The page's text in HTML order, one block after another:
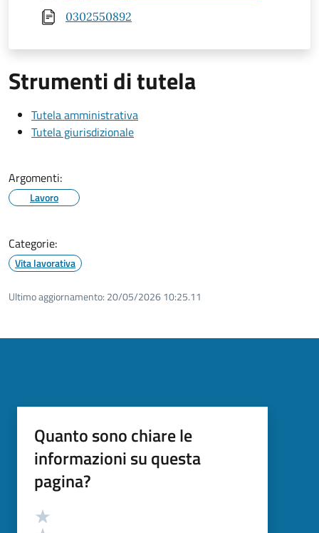
0302550892
Strumenti di tutela
Tutela amministrativa
Tutela giurisdizionale
Argomenti:
Lavoro
Categorie:
Vita lavorativa
Ultimo aggiornamento: 20/05/2026 10:25.11
Quanto sono chiare le
informazioni su questa
pagina?
Valutazione